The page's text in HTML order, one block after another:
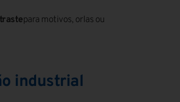
para motivos, orlas ou
industrial